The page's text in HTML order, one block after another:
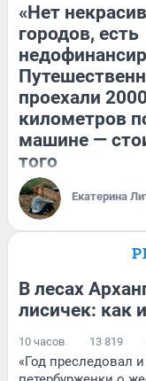
«Нет
городов, есть
проехали 2000
километров
машине —
того
Екатерина
В лесах
лисичек: как
10 часов 13 819
«Год преследовал